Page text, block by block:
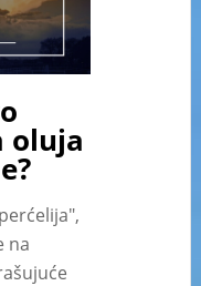
oluja
na